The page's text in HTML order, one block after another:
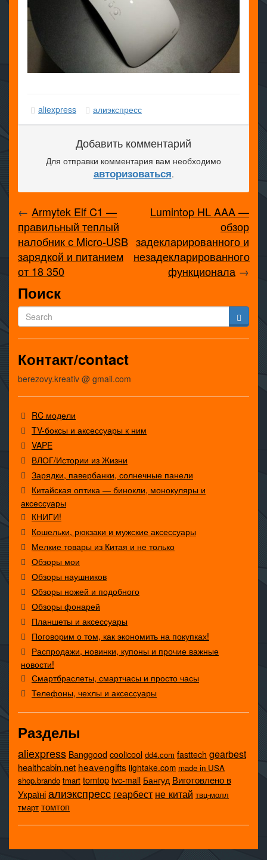
aliexpress алиэкспресс
Добавить комментарий
Для отправки комментария вам необходимо
авторизоваться.
← Armytek Elf C1 —
правильный теплый
налобник с Micro-USB
зарядкой и питанием
от 18 350
Lumintop HL AAA —
обзор
задекларированного и
незадекларированного
функционала →
Поиск
Контакт/contact
berezovy.kreativ @ gmail.com
RC модели
TV-боксы и аксессуары к ним
VAPE
ВЛОГ/Истории из Жизни
Зарядки, павербанки, солнечные панели
Китайская оптика — бинокли, монокуляры и
аксессуары
КНИГИ!
Кошельки, рюкзаки и мужские аксессуары
Мелкие товары из Китая и не только
Обзоры мои
Обзоры наушников
Обзоры ножей и подобного
Обзоры фонарей
Планшеты и аксессуары
Поговорим о том, как экономить на покупках!
Распродажи, новинки, купоны и прочие важные
новости!
Смартбраслеты, смартчасы и просто часы
Телефоны, чехлы и аксессуары
Разделы
aliexpress Banggood coolicool dd4.com fasttech gearbest
healthcabin.net heavengifts lightake.com made in USA
shop.brando tmart tomtop tvc-mall Бангуд Виготовлено в
Україніалиэкспресс геарбест не китай твц-молл
тмарт томтоп